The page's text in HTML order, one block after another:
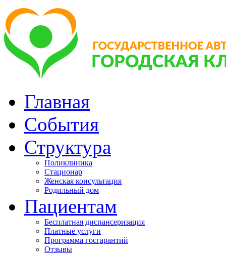
Главная
События
Структура
Поликлиника
Стационар
Женская консультация
Родильный дом
Пациентам
Бесплатная диспансеризация
Платные услуги
Программа госгарантий
Отзывы